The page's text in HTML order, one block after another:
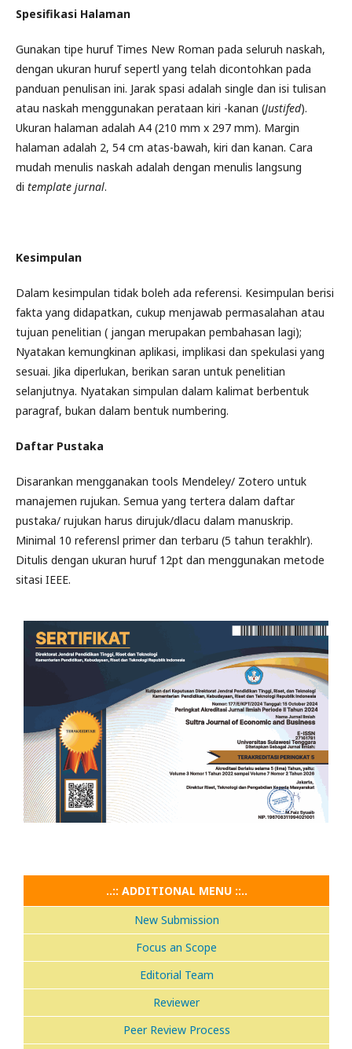
Spesifikasi Halaman
Gunakan tipe huruf Times New Roman pada seluruh naskah,
dengan ukuran huruf sepertl yang telah dicontohkan pada
panduan penulisan ini. Jarak spasi adalah single dan isi tulisan
atau naskah menggunakan perataan kiri -kanan (Justifed).
Ukuran halaman adalah A4 (210 mm x 297 mm). Margin
halaman adalah 2, 54 cm atas-bawah, kiri dan kanan. Cara
mudah menulis naskah adalah dengan menulis langsung
di template jurnal.
Kesimpulan
Dalam kesimpulan tidak boleh ada referensi. Kesimpulan berisi
fakta yang didapatkan, cukup menjawab permasalahan atau
tujuan penelitian ( jangan merupakan pembahasan lagi);
Nyatakan kemungkinan aplikasi, implikasi dan spekulasi yang
sesuai. Jika diperlukan, berikan saran untuk penelitian
selanjutnya. Nyatakan simpulan dalam kalimat berbentuk
paragraf, bukan dalam bentuk numbering.
Daftar Pustaka
Disarankan mengganakan tools Mendeley/ Zotero untuk
manajemen rujukan. Semua yang tertera dalam daftar
pustaka/ rujukan harus dirujuk/dlacu dalam manuskrip.
Minimal 10 referensl primer dan terbaru (5 tahun terakhlr).
Ditulis dengan ukuran huruf 12pt dan menggunakan metode
sitasi IEEE.
..:: ADDITIONAL MENU ::..
New Submission
Focus an Scope
Editorial Team
Reviewer
Peer Review Process